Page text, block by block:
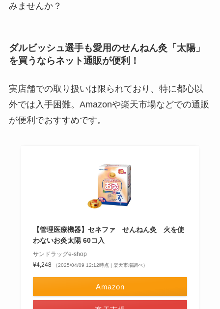
みませんか？
ダルビッシュ選手も愛用のせんねん灸「太陽」
を買うならネット通販が便利！
実店舗での取り扱いは限られており、特に都心以
外では入手困難。Amazonや楽天市場などでの通販
が便利でおすすめです。
【管理医療機器】セネファ せんねん灸 火を使
わないお灸太陽 60コ入
サンドラッグe-shop
¥4,248
（2025/04/09 12:12時点 | 楽天市場調べ）
Amazon